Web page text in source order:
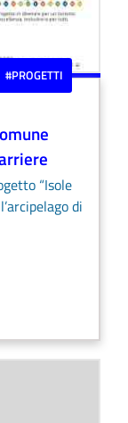
#PROGETTI
“Isole
di